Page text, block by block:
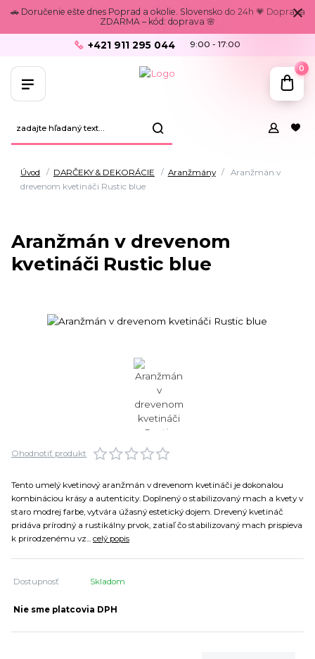
🚗 Doručenie ešte dnes Poprad a okolie. Slovensko do 24h 💗 Doprava
ZDARMA – kód: doprava 🌸
+421 911 295 044 9:00 - 17:00
0
Úvod DARČEKY & DEKORÁCIE Aranžmány
Aranžmán v
drevenom kvetináči Rustic blue
Aranžmán v drevenom
kvetináči Rustic blue
Ohodnotiť produkt
Tento umelý kvetinový aranžmán v drevenom kvetináči je dokonalou
kombináciou krásy a autenticity. Doplnený o stabilizovaný mach a kvety v
staro modrej farbe, vytvára úžasný estetický dojem. Drevený kvetináč
pridáva prírodný a rustikálny prvok, zatiaľ čo stabilizovaný mach prispieva
k prirodzenému vz... celý popis
Dostupnosť Skladom
Nie sme platcovia DPH